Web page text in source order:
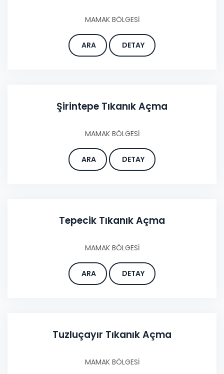
MAMAK BÖLGESİ
ARA DETAY
Şirintepe Tıkanık Açma
MAMAK BÖLGESİ
ARA DETAY
Tepecik Tıkanık Açma
MAMAK BÖLGESİ
ARA DETAY
Tuzluçayır Tıkanık Açma
MAMAK BÖLGESİ